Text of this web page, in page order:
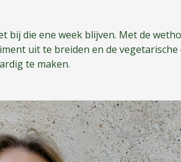
bij die ene week blijven. Met de
uit te breiden en de
te maken.